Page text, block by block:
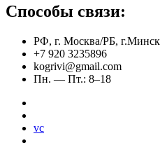
Способы связи:
РФ, г. Москва/РБ, г.Минск
+7 920 3235896
kogrivi@gmail.com
Пн. — Пт.: 8–18
vc